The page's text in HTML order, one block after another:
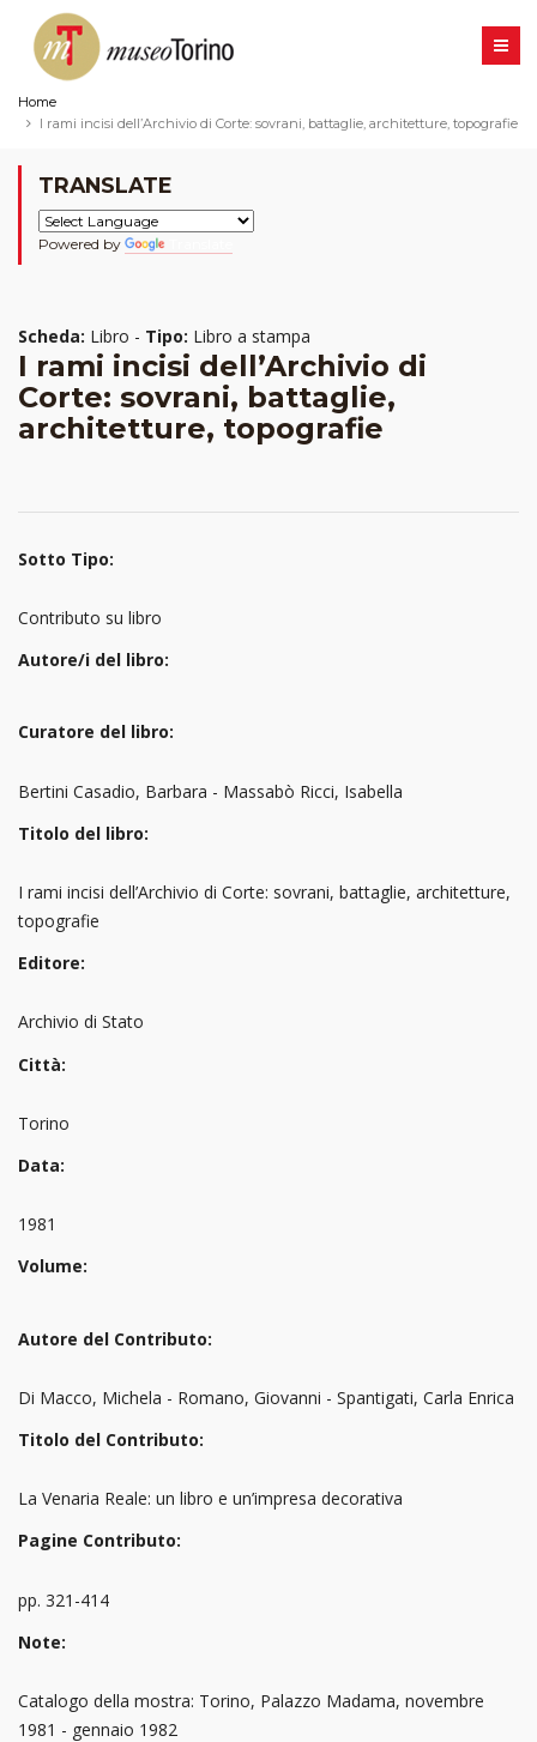
Home
I rami incisi dell’Archivio di Corte: sovrani, battaglie, architetture, topografie
TRANSLATE
Powered by
Scheda: Libro - Tipo: Libro a stampa
I rami incisi dell’Archivio di
Corte: sovrani, battaglie,
architetture, topografie
Sotto Tipo:
Contributo su libro
Autore/i del libro:
Curatore del libro:
Bertini Casadio, Barbara - Massabò Ricci, Isabella
Titolo del libro:
I rami incisi dell’Archivio di Corte: sovrani, battaglie, architetture,
topografie
Editore:
Archivio di Stato
Città:
Torino
Data:
1981
Volume:
Autore del Contributo:
Di Macco, Michela - Romano, Giovanni - Spantigati, Carla Enrica
Titolo del Contributo:
La Venaria Reale: un libro e un’impresa decorativa
Pagine Contributo:
pp. 321-414
Note:
Catalogo della mostra: Torino, Palazzo Madama, novembre
1981 - gennaio 1982